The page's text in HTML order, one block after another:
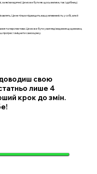
які ви вдячні. Це може бути як щось велике, так і дрібниці.
Це не тільки підвищить вашу впевненість у собі, але й
та перспективи. Це може бути у вигляді ведення щоденника,
і зміцнити самооцінку.
свою
лише 4
крок до змін.